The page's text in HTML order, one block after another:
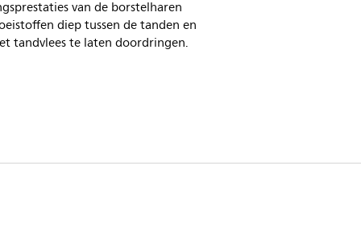
van de borstelharen
diep tussen de tanden en
tandvlees te laten doordringen.